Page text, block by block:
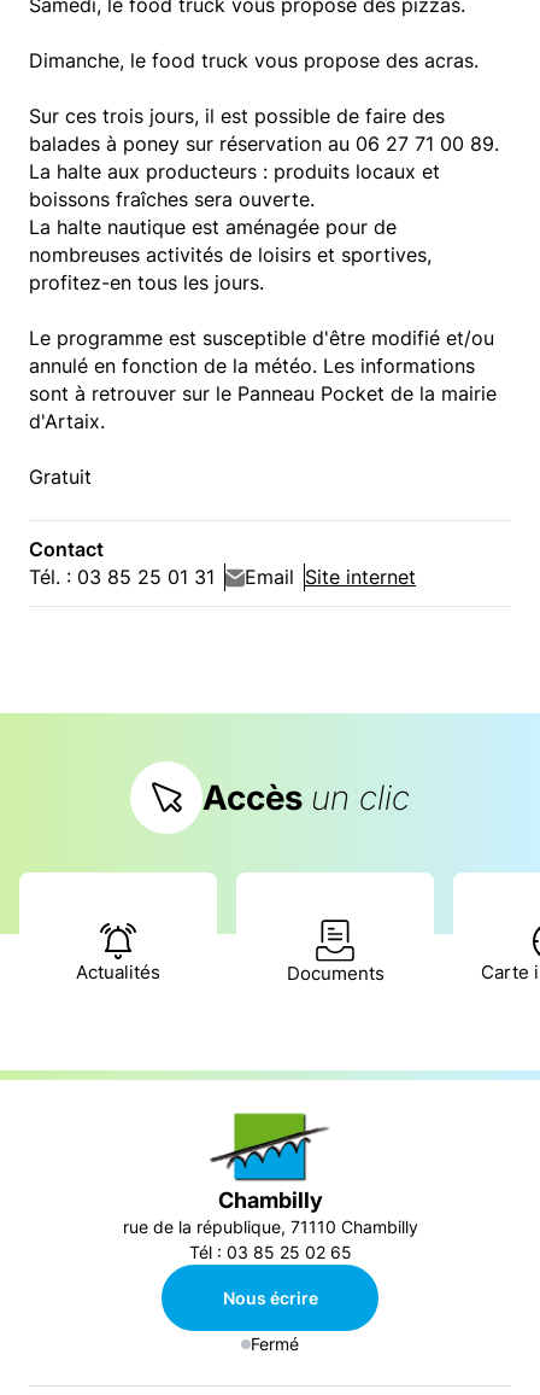
Samedi, le food truck vous propose des pizzas.
Dimanche, le food truck vous propose des acras.
Sur ces trois jours, il est possible de faire des
balades à poney sur réservation au 06 27 71 00 89.
La halte aux producteurs : produits locaux et
boissons fraîches sera ouverte.
La halte nautique est aménagée pour de
nombreuses activités de loisirs et sportives,
profitez-en tous les jours.
Le programme est susceptible d'être modifié et/ou
annulé en fonction de la météo. Les informations
sont à retrouver sur le Panneau Pocket de la mairie
d'Artaix.
Gratuit
Contact
Tél. : 03 85 25 01 31
Email Site internet
Accès un clic
Actualités Documents Carte
Chambilly
rue de la république, 71110 Chambilly
Tél : 03 85 25 02 65
Nous écrire
Fermé